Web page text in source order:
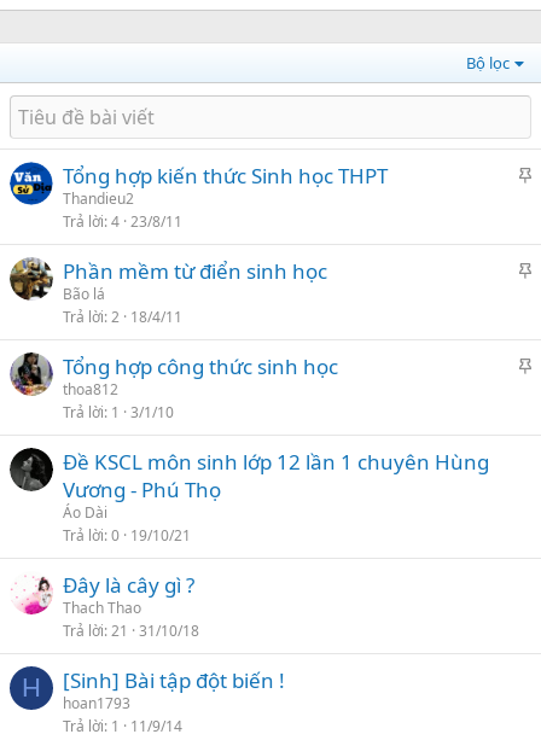
Bộ lọc
l
Tổng hợp kiến thức Sinh học THPT
Thandieu2
Trả lời 4 23/8/11
l
Phần mềm từ điển sinh học
Bão lá
Trả lời 2 18/4/11
Tổng hợp công thức sinh học
thoa812
Trả lời 1 3/1/10
Đề KSCL môn sinh lớp 12 lần 1 chuyên Hùng
Vương - Phú Thọ
Áo Dài
Trả lời 0 19/10/21
Đây là cây gì ?
Thach Thao
Trả lời 21 31/10/18
H [Sinh] Bài tập đột biến !
hoan1793
Trả lời 1 11/9/14